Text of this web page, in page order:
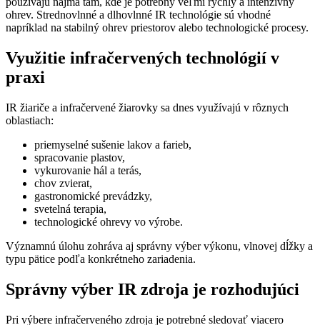
ohrev. Strednovlnné a dlhovlnné IR technológie sú vhodné
napríklad na stabilný ohrev priestorov alebo technologické procesy.
Využitie infračervených technológií v
praxi
IR žiariče a infračervené žiarovky sa dnes využívajú v rôznych
oblastiach:
priemyselné sušenie lakov a farieb,
spracovanie plastov,
vykurovanie hál a terás,
chov zvierat,
gastronomické prevádzky,
svetelná terapia,
technologické ohrevy vo výrobe.
Významnú úlohu zohráva aj správny výber výkonu, vlnovej dĺžky a
typu pätice podľa konkrétneho zariadenia.
Správny výber IR zdroja je rozhodujúci
Pri výbere infračerveného zdroja je potrebné sledovať viacero